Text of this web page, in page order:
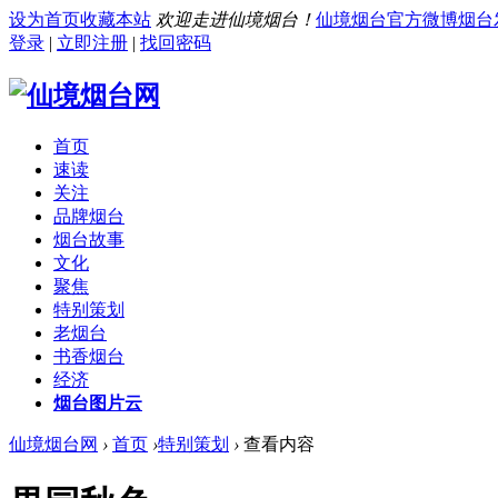
设为首页收藏本站 欢迎走进仙境烟台！ 仙境烟台官方微博烟台
登录 | 立即注册 | 找回密码
首页
速读
关注
品牌烟台
烟台故事
文化
聚焦
特别策划
老烟台
书香烟台
经济
烟台图片云
仙境烟台网 › 首页 ›特别策划 › 查看内容